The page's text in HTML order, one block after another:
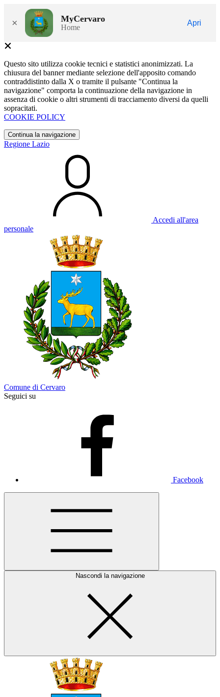
× MyCervaro
Home
Apri
Questo sito utilizza cookie tecnici e statistici anonimizzati. La
chiusura del banner mediante selezione dell'apposito comando
contraddistinto dalla X o tramite il pulsante "Continua la
navigazione" comporta la continuazione della navigazione in
assenza di cookie o altri strumenti di tracciamento diversi da quelli
sopracitati.
COOKIE POLICY
Continua la navigazione
Regione Lazio
Accedi all'area
personale
Comune di Cervaro
Seguici su
Facebook
Nascondi la navigazione